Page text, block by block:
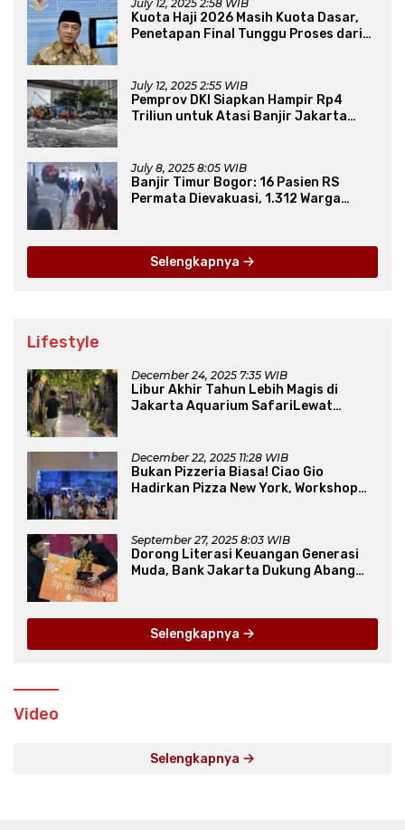
July 12, 2025 2:58 WIB
Kuota Haji 2026 Masih Kuota Dasar,
Penetapan Final Tunggu Proses dari
July 12, 2025 2:55 WIB
Pemprov DKI Siapkan Hampir Rp4
Triliun untuk Atasi Banjir Jakarta
July 8, 2025 8:05 WIB
Banjir Timur Bogor: 16 Pasien RS
Permata Dievakuasi, 1.312 Warga
Selengkapnya
Lifestyle
December 24, 2025 7:35 WIB
Libur Akhir Tahun Lebih Magis di
Jakarta Aquarium SafariLewat
December 22, 2025 11:28 WIB
Bukan Pizzeria Biasa! Ciao Gio
Hadirkan Pizza New York, Workshop
September 27, 2025 8:03 WIB
Dorong Literasi Keuangan Generasi
Muda, Bank Jakarta Dukung Abang
Selengkapnya
Video
Selengkapnya